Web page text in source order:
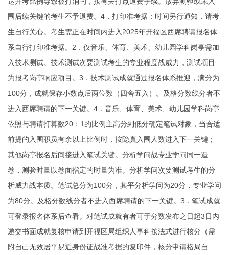
围后续关键的考生不予退费。4．打印准考据：时间另行通知，请考
生自行关心。考生需正在时间内进入2025年开福区西席聘请报名体
系自行打印准考据。2．仅音乐、体育、美术、幼儿园学科岗亭需加
入技术测试。技术测试次要测试考生的专业程度战威力，测试项目
为报考岗亭响应项目。3．技术测试成就通过报名体系推迎，满分为
100分，成就保存小数点后两位数（四舍五入）。及格分数线分者不
进入西席聘请的下一关键。4．音乐、体育、美术、幼儿园学科岗亭
依照与聘请打算数20：1的比例主高分到低分确定笔试对象，当合适
前提的入围职员有余以上比例时，按隐真入围人数进入下一关键；
其他岗亭报名后间接进入笔试关键。分析学问战专业学问同一造
卷，测验时量以卷面指定的时量为准。分析学问次要测试考生的分
析威力战本质。笔试总分为100分，其平分析学问为20分，专业学问
为80分。及格分数线分者不进入西席聘请的下一关键。3．笔试成就
可登录报名体系后查看。对笔试成就有者可于分数发布之日起3日内
递交书面成就复核申请到开福区局组织人事科按法式进行核分（需
附自己无效居平易近身份证战准考据的复印件，核分申请格局自